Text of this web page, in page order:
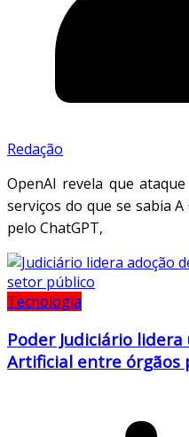
Redação
OpenAI revela que
serviços do que se sabia
pelo ChatGPT,
Tecnologia
Poder Judiciário
Artificial entre órgãos